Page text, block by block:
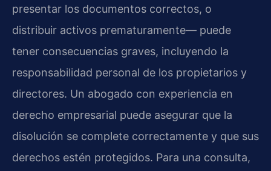
presentar los documentos correctos, o
distribuir activos prematuramente— puede
tener consecuencias graves, incluyendo la
responsabilidad personal de los propietarios y
directores. Un abogado con experiencia en
derecho empresarial puede asegurar que la
disolución se complete correctamente y que sus
derechos estén protegidos. Para una consulta,